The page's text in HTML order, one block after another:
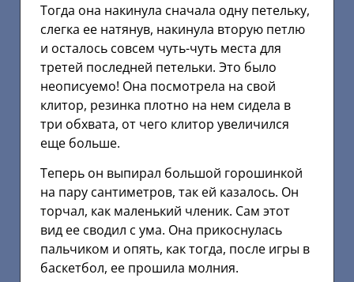
Тогда она накинула сначала одну петельку,
слегка ее натянув, накинула вторую петлю
и осталось совсем чуть-чуть места для
третей последней петельки. Это было
неописуемо! Она посмотрела на свой
клитор, резинка плотно на нем сидела в
три обхвата, от чего клитор увеличился
еще больше.
Теперь он выпирал большой горошинкой
на пару сантиметров, так ей казалось. Он
торчал, как маленький членик. Сам этот
вид ее сводил с ума. Она прикоснулась
пальчиком и опять, как тогда, после игры в
баскетбол, ее прошила молния.